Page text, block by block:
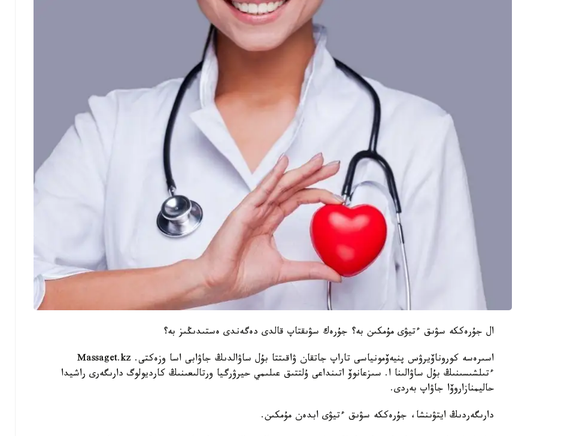
ال جۇرەككە سۋىق ءتيۋى مۇمكىن بە؟ جۇرەك سۋىقتاپ قالدى دەگەندى ەستىدىڭىز بە؟
اسىرەسە كوروناۆيرۋس پنيەۆمونياسى تاراپ جاتقان ۋاقىتتا بۇل ساۋالدىڭ جاۋابى اسا وزەكتى. Massaget.kz
ءتىلشىسىنىڭ بۇل ساۋالىنا ا. سىزعانوۆ اتىنداعى ۇلتتىق عىلىمي حيرۋرگيا ورتالىعىنىڭ كارديولوگ دارىگەرى راشيدا
حاليمنازاروۆا جاۋاپ بەردى.
دارىگەردىڭ ايتۋىنشا، جۇرەككە سۋىق ءتيۋى ابدەن مۇمكىن.